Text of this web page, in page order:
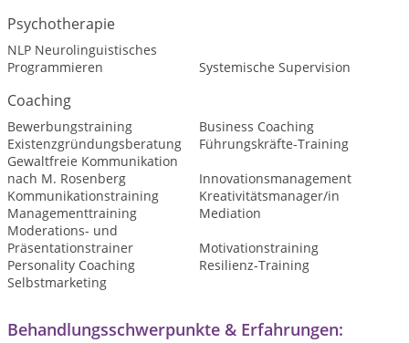
Psychotherapie
NLP Neurolinguistisches
Programmieren
Systemische Supervision
Coaching
Bewerbungstraining
Business Coaching
Existenzgründungsberatung
Führungskräfte-Training
Gewaltfreie Kommunikation
nach M. Rosenberg
Innovationsmanagement
Kommunikationstraining
Kreativitätsmanager/in
Managementtraining
Mediation
Moderations- und
Präsentationstrainer
Motivationstraining
Personality Coaching
Resilienz-Training
Selbstmarketing
Behandlungsschwerpunkte & Erfahrungen: